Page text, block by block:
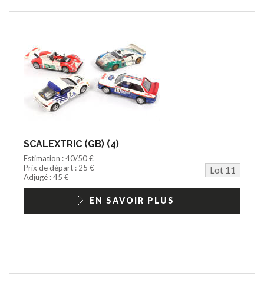
SCALEXTRIC (GB) (4)
Estimation : 40/50 €
Prix de départ : 25 €
Lot 11
Adjugé : 45 €
EN SAVOIR PLUS